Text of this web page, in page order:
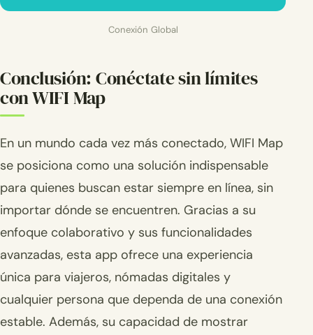
Conexión Global
Conclusión: Conéctate sin límites
con WIFI Map
En un mundo cada vez más conectado, WIFI Map
se posiciona como una solución indispensable
para quienes buscan estar siempre en línea, sin
importar dónde se encuentren. Gracias a su
enfoque colaborativo y sus funcionalidades
avanzadas, esta app ofrece una experiencia
única para viajeros, nómadas digitales y
cualquier persona que dependa de una conexión
estable. Además, su capacidad de mostrar